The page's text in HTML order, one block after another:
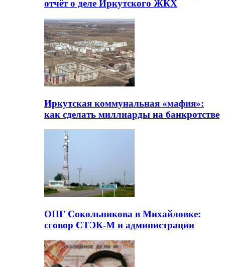
отчёт о деле Иркутского ЖКХ
Иркутская коммунальная «мафия»:
как сделать миллиарды на банкротстве
ОПГ Сокольникова в Михайловке:
сговор СТЭК-М и администрации